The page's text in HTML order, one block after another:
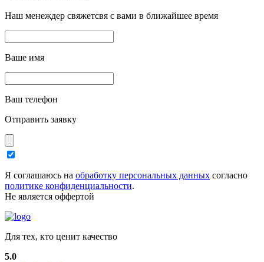
Наш менеждер свяжетсвя с вами в ближайшее время
Ваше имя
Ваш телефон
Отправить заявку
Я соглашаюсь на обработку персональных данных согласно
политике конфиденциальности.
Не является оффертой
Для тех, кто ценит качество
5.0